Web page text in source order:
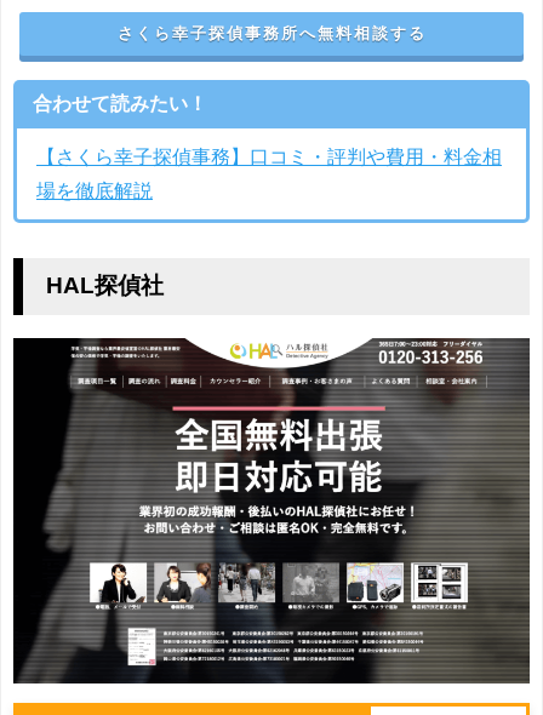
さくら幸子探偵事務所へ無料相談する
合わせて読みたい！
【さくら幸子探偵事務】口コミ・評判や費用・料金相
場を徹底解説
HAL探偵社